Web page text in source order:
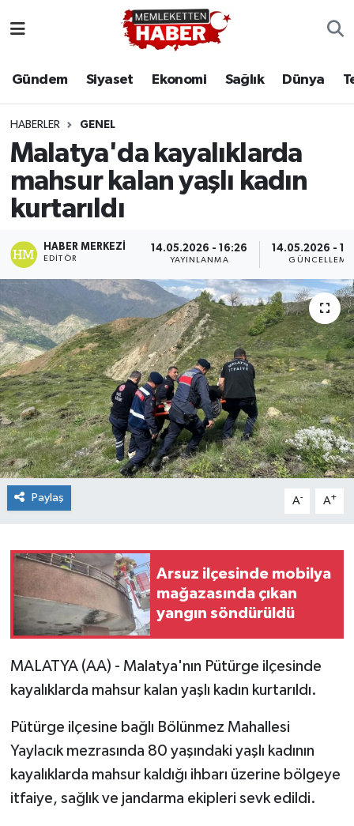
Gündem Siyaset Ekonomi Sağlık Dünya
HABERLER GENEL
Malatya'da kayalıklarda
mahsur kalan yaşlı kadın
kurtarıldı
HABER MERKEZI
EDITÖR
14.05.2026 - 16:26
YAYINLANMA
14.05.2026 -
GÜNCELLEME
Paylaş A- A+
Arsuz ilçesinde mobilya
mağazasında çıkan
yangın söndürüldü
MALATYA (AA) - Malatya'nın Pütürge ilçesinde
kayalıklarda mahsur kalan yaşlı kadın kurtarıldı.
Pütürge ilçesine bağlı Bölünmez Mahallesi
Yaylacık mezrasında 80 yaşındaki yaşlı kadının
kayalıklarda mahsur kaldığı ihbarı üzerine bölgeye
itfaiye, sağlık ve jandarma ekipleri sevk edildi.